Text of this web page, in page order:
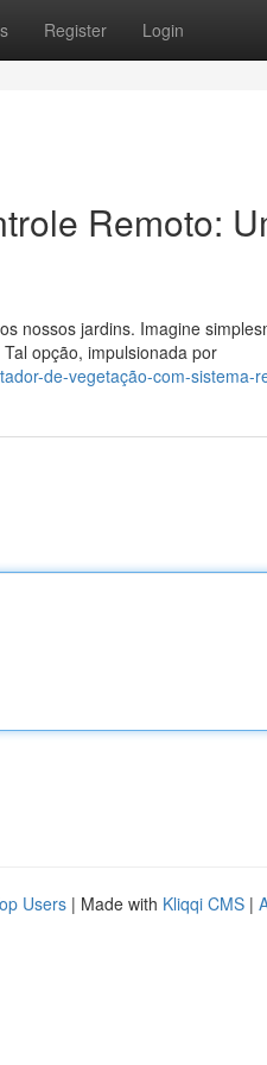
Register Login
Remoto:
nossos jardins. Imagine
opção, impulsionada por
de-vegetação-com-sistema-
Users | Made with Kliqqi CMS |